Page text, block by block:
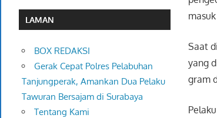
Saat
yang
gram
LAMAN
BOX REDAKSI
Gerak Cepat Polres Pelabuhan
Tanjungperak, Amankan Dua Pelaku
Tawuran Bersajam di Surabaya
Tentang Kami